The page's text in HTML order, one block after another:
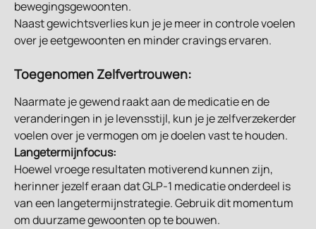
bewegingsgewoonten.
Naast gewichtsverlies kun je je meer in controle voelen
over je eetgewoonten en minder cravings ervaren.
Toegenomen Zelfvertrouwen:
Naarmate je gewend raakt aan de medicatie en de
veranderingen in je levensstijl, kun je je zelfverzekerder
voelen over je vermogen om je doelen vast te houden.
Langetermijnfocus:
Hoewel vroege resultaten motiverend kunnen zijn,
herinner jezelf eraan dat GLP-1 medicatie onderdeel is
van een langetermijnstrategie. Gebruik dit momentum
om duurzame gewoonten op te bouwen.